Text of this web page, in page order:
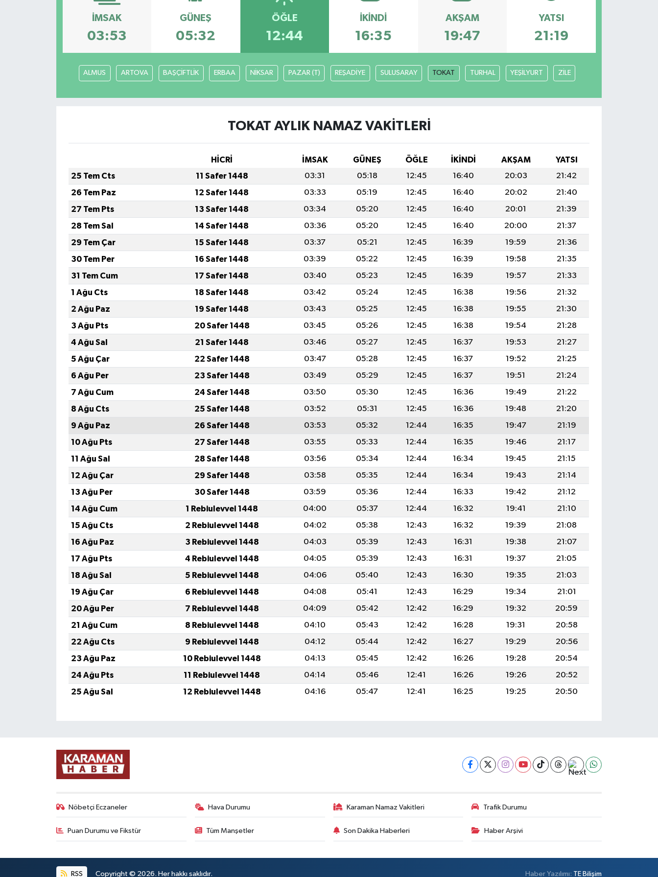
İMSAK
03:53
GÜNEŞ
05:32
ÖĞLE
12:44
İKINDI
16:35
AKŞAM
19:47
YATSI
21:19
ALMUS ARTOVA BAŞÇİFTLİK ERBAA NİKSAR PAZAR (T) REŞADİYE SULUSARAY TOKAT TURHAL YEŞİLYURT ZİLE
TOKAT AYLIK NAMAZ VAKITLERI
HİCRİ İMSAK GÜNEŞ ÖĞLE İKINDI AKŞAM
YATSI
25 Tem Cts
11 Safer 1448 03:31 05:18 12:45 16:40 20:03
21:42
26 Tem Paz
12 Safer 1448 03:33 05:19 12:45 16:40 20:02
21:40
27 Tem Pts
13 Safer 1448 03:34 05:20 12:45 16:40 20:01
21:39
28 Tem Sal
14 Safer 1448 03:36 05:20 12:45 16:40 20:00
21:37
29 Tem Çar
15 Safer 1448 03:37 05:21 12:45 16:39 19:59
21:36
30 Tem Per
16 Safer 1448 03:39 05:22 12:45 16:39 19:58
21:35
31 Tem Cum
17 Safer 1448 03:40 05:23 12:45 16:39 19:57
21:33
1 Ağu Cts
18 Safer 1448 03:42 05:24 12:45 16:38 19:56
21:32
2 Ağu Paz
19 Safer 1448 03:43 05:25 12:45 16:38 19:55
21:30
3 Ağu Pts
20 Safer 1448 03:45 05:26 12:45 16:38 19:54
21:28
4 Ağu Sal
21 Safer 1448 03:46 05:27 12:45 16:37 19:53
21:27
5 Ağu Çar
22 Safer 1448 03:47 05:28 12:45 16:37 19:52
21:25
6 Ağu Per
23 Safer 1448 03:49 05:29 12:45 16:37 19:51
21:24
7 Ağu Cum
24 Safer 1448 03:50 05:30 12:45 16:36 19:49
21:22
8 Ağu Cts
25 Safer 1448 03:52 05:31 12:45 16:36 19:48
21:20
9 Ağu Paz
26 Safer 1448 03:53 05:32 12:44 16:35 19:47
21:19
10 Ağu Pts
27 Safer 1448 03:55 05:33 12:44 16:35 19:46
21:17
11 Ağu Sal
28 Safer 1448 03:56 05:34 12:44 16:34 19:45
21:15
12 Ağu Çar
29 Safer 1448 03:58 05:35 12:44 16:34 19:43
21:14
13 Ağu Per
30 Safer 1448 03:59 05:36 12:44 16:33 19:42
21:12
14 Ağu Cum
1 Rebiulevvel 1448 04:00 05:37 12:44 16:32 19:41
21:10
15 Ağu Cts
2 Rebiulevvel 1448 04:02 05:38 12:43 16:32 19:39
21:08
16 Ağu Paz
3 Rebiulevvel 1448 04:03 05:39 12:43 16:31 19:38
21:07
17 Ağu Pts
4 Rebiulevvel 1448 04:05 05:39 12:43 16:31 19:37
21:05
18 Ağu Sal
5 Rebiulevvel 1448 04:06 05:40 12:43 16:30 19:35
21:03
19 Ağu Çar
6 Rebiulevvel 1448 04:08 05:41 12:43 16:29 19:34
21:01
20 Ağu Per
7 Rebiulevvel 1448 04:09 05:42 12:42 16:29 19:32
20:59
21 Ağu Cum
8 Rebiulevvel 1448 04:10 05:43 12:42 16:28 19:31
20:58
22 Ağu Cts
9 Rebiulevvel 1448 04:12 05:44 12:42 16:27 19:29
20:56
23 Ağu Paz
10 Rebiulevvel 1448 04:13 05:45 12:42 16:26 19:28
20:54
24 Ağu Pts
11 Rebiulevvel 1448 04:14 05:46 12:41 16:26 19:26
20:52
25 Ağu Sal
12 Rebiulevvel 1448 04:16 05:47 12:41 16:25 19:25 20:50
Nöbetçi Eczaneler Hava Durumu Karaman Namaz Vakitleri Trafik Durumu
Puan Durumu ve Fikstür Tüm Manşetler Son Dakika Haberleri Haber Arşivi
RSS Copyright © 2026. Her hakkı saklıdır. Haber Yazılımı: TE Bilişim
Vefat Edenler